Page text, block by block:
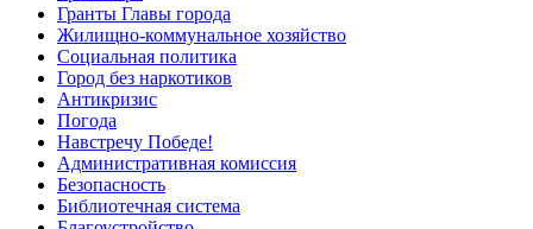
Гранты Главы города
Жилищно-коммунальное хозяйство
Социальная политика
Город без наркотиков
Антикризис
Погода
Навстречу Победе!
Административная комиссия
Безопасность
Библиотечная система